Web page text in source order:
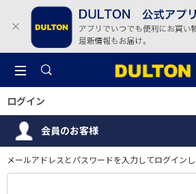
ログイン
会員のお客様
メールアドレスとパスワードを入力してログインし